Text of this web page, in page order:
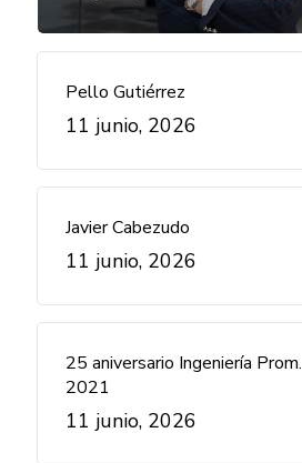
Pello Gutiérrez
11 junio, 2026
Javier Cabezudo
11 junio, 2026
25 aniversario Ingeniería Prom.
2021
11 junio, 2026